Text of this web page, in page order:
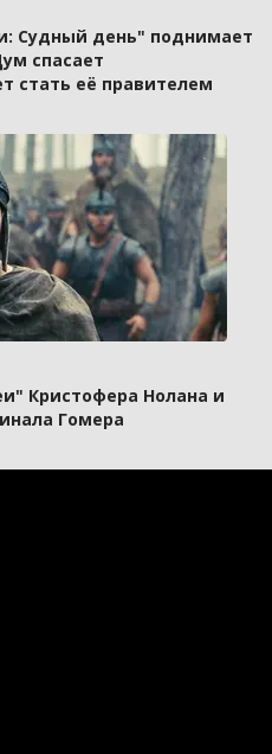
Судный день" поднимает
спасает
стать её правителем
Кристофера Нолана и
Гомера